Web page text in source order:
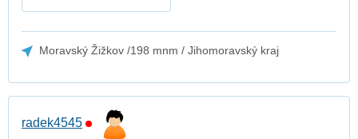
Moravský Žižkov /198 mnm / Jihomoravský kraj
radek4545